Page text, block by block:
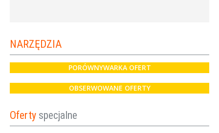
NARZĘDZIA
PORÓWNYWARKA OFERT
OBSERWOWANE OFERTY
Oferty specjalne